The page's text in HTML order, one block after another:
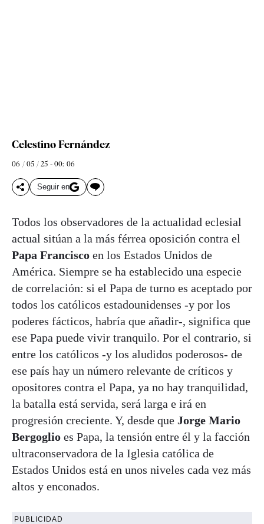
Celestino Fernández
06 / 05 / 25 - 00: 06
Seguir en
Todos los observadores de la actualidad eclesial
actual sitúan a la más férrea oposición contra el
Papa Francisco en los Estados Unidos de
América. Siempre se ha establecido una especie
de correlación: si el Papa de turno es aceptado por
todos los católicos estadounidenses -y por los
poderes fácticos, habría que añadir-, significa que
ese Papa puede vivir tranquilo. Por el contrario, si
entre los católicos -y los aludidos poderosos- de
ese país hay un número relevante de críticos y
opositores contra el Papa, ya no hay tranquilidad,
la batalla está servida, será larga e irá en
progresión creciente. Y, desde que Jorge Mario
Bergoglio es Papa, la tensión entre él y la facción
ultraconservadora de la Iglesia católica de
Estados Unidos está en unos niveles cada vez más
altos y enconados.
PUBLICIDAD